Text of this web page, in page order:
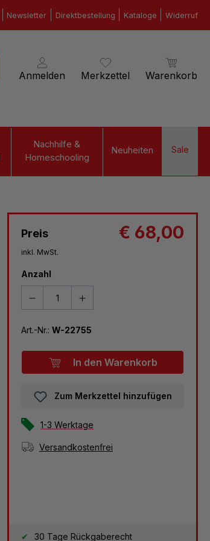
Newsletter Direktbestellung Kataloge Widerruf
Anmelden Merkzettel Warenkorb
Nachhilfe &
Homeschooling
Neuheiten Sale
Preis € 68,00
inkl. MwSt.
Anzahl
Art.-Nr.: W-22755
In den Warenkorb
Zum Merkzettel hinzufügen
1-3 Werktage
Versandkostenfrei
30 Tage Rückgaberecht